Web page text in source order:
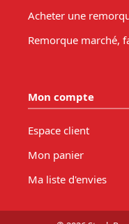
Acheter une
Remorque marché,
Mon compte
Espace client
Mon panier
Ma liste d'envies